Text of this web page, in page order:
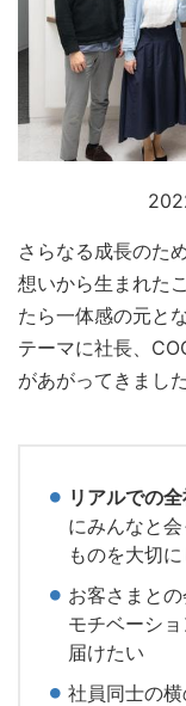
さらなる成長のた
想いから生まれた
たら一体感の元と
テーマに社長、
があがってきました
リアルでの
にみんなと
ものを大切
お客さまと
モチベーショ
届けたい
社員同士の